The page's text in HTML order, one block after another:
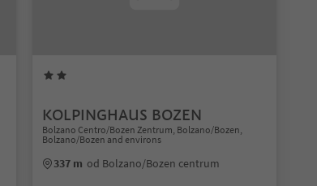
KOLPINGHAUS BOZEN
Bolzano Centro/Bozen Zentrum, Bolzano/Bozen,
Bolzano/Bozen and environs
337 m od Bolzano/Bozen centrum